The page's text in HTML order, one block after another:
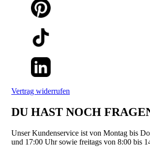
Vertrag widerrufen
DU HAST NOCH
Unser Kundenservice ist von Montag bis
und 17:00 Uhr sowie freitags von 8:00 bis